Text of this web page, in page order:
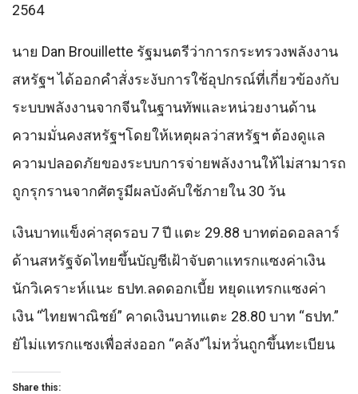
2564
นาย Dan Brouillette รัฐมนตรีว่าการกระทรวงพลังงาน
สหรัฐฯ ได้ออกคําสั่งระงับการใช้อุปกรณ์ที่เกี่ยวข้องกับ
ระบบพลังงานจากจีนในฐานทัพและหน่วยงานด้าน
ความมั่นคงสหรัฐฯโดยให้เหตุผลว่าสหรัฐฯ ต้องดูแล
ความปลอดภัยของระบบการจ่ายพลังงานให้ไม่สามารถ
ถูกรุกรานจากศัตรูมีผลบังคับใช้ภายใน 30 วัน
เงินบาทแข็งค่าสุดรอบ 7 ปี แตะ 29.88 บาทต่อดอลลาร์
ด้านสหรัฐจัดไทยขึ้นบัญชีเฝ้าจับตาแทรกแซงค่าเงิน
นักวิเคราะห์แนะ ธปท.ลดดอกเบี้ย หยุดแทรกแซงค่า
เงิน “ไทยพาณิชย์” คาดเงินบาทแตะ 28.80 บาท “ธปท.”
ยัไม่แทรกแซงเพื่อส่งออก “คลัง”ไม่หวั่นถูกขึ้นทะเบียน
Share this: